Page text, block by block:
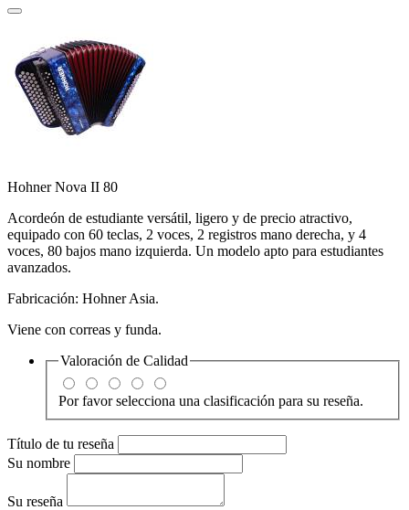
Hohner Nova II 80
Acordeón de estudiante versátil, ligero y de precio atractivo,
equipado con 60 teclas, 2 voces, 2 registros mano derecha, y 4
voces, 80 bajos mano izquierda. Un modelo apto para estudiantes
avanzados.
Fabricación: Hohner Asia.
Viene con correas y funda.
Valoración de Calidad
Por favor selecciona una clasificación para su reseña.
Título de tu reseña
Su nombre
Su reseña